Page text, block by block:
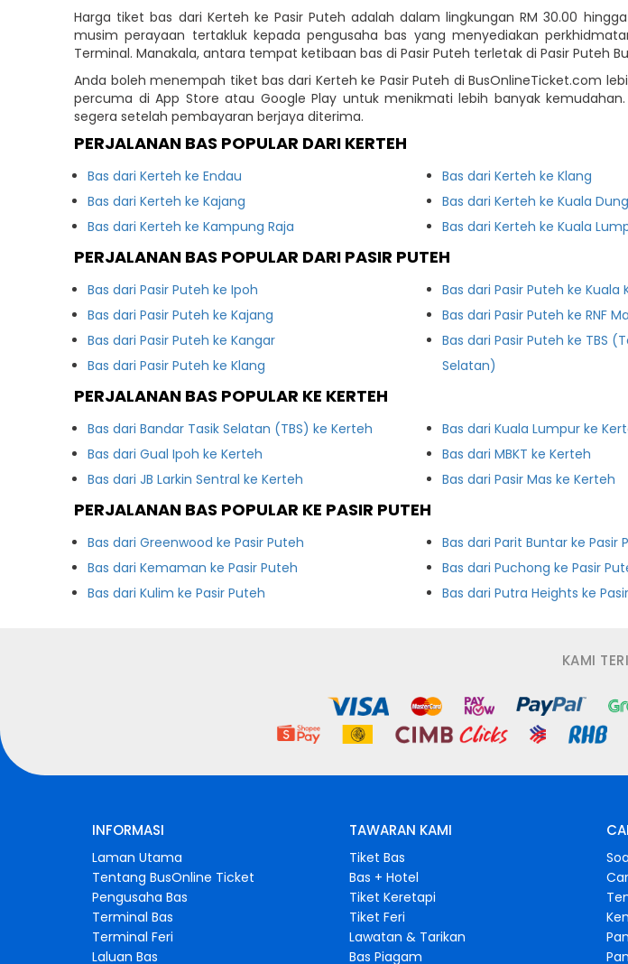
Harga tiket bas dari Kerteh ke Pasir Puteh adalah dalam lingkungan RM 30.00
musim perayaan tertakluk kepada pengusaha bas yang menyediakan
Terminal. Manakala, antara tempat ketibaan bas di Pasir Puteh terletak di Pasir Puteh
Anda boleh menempah tiket bas dari Kerteh ke Pasir Puteh di BusOnlineTicket.com
percuma di App Store atau Google Play untuk menikmati lebih banyak
segera setelah pembayaran berjaya diterima.
PERJALANAN BAS POPULAR DARI KERTEH
Bas dari Kerteh ke Endau
Bas dari Kerteh ke Kajang
Bas dari Kerteh ke Kampung Raja
Bas dari Kerteh ke Klang
Bas dari Kerteh ke Kuala
Bas dari Kerteh ke Kuala
PERJALANAN BAS POPULAR DARI PASIR PUTEH
Bas dari Pasir Puteh ke Ipoh
Bas dari Pasir Puteh ke Kajang
Bas dari Pasir Puteh ke Kangar
Bas dari Pasir Puteh ke Klang
Bas dari Pasir Puteh ke Kuala
Bas dari Pasir Puteh ke RNF
Bas dari Pasir Puteh ke TBS
Selatan)
PERJALANAN BAS POPULAR KE KERTEH
Bas dari Bandar Tasik Selatan (TBS) ke Kerteh
Bas dari Gual Ipoh ke Kerteh
Bas dari JB Larkin Sentral ke Kerteh
Bas dari Kuala Lumpur ke
Bas dari MBKT ke Kerteh
Bas dari Pasir Mas ke Kerteh
PERJALANAN BAS POPULAR KE PASIR PUTEH
Bas dari Greenwood ke Pasir Puteh
Bas dari Kemaman ke Pasir Puteh
Bas dari Kulim ke Pasir Puteh
Bas dari Parit Buntar ke Pasir
Bas dari Puchong ke Pasir
Bas dari Putra Heights ke
KAMI
INFORMASI
Laman Utama
Tentang BusOnline Ticket
Pengusaha Bas
Terminal Bas
Terminal Feri
Laluan Bas
TAWARAN KAMI
Tiket Bas
Bas + Hotel
Tiket Keretapi
Tiket Feri
Lawatan & Tarikan
Bas Piagam